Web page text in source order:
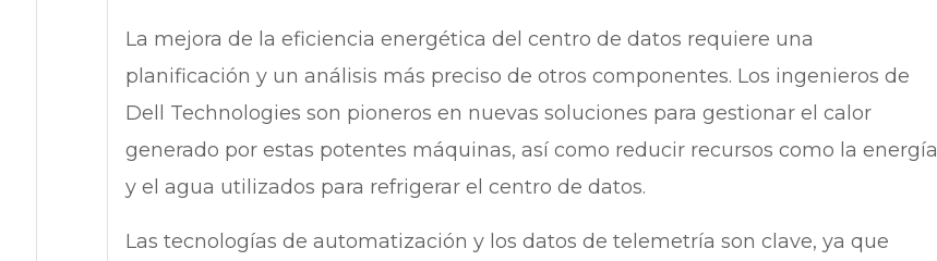
La mejora de la eficiencia energética del centro de datos requiere una
planificación y un análisis más preciso de otros componentes. Los ingenieros de
Dell Technologies son pioneros en nuevas soluciones para gestionar el calor
generado por estas potentes máquinas, así como reducir recursos como la energía
y el agua utilizados para refrigerar el centro de datos.
Las tecnologías de automatización y los datos de telemetría son clave, ya que